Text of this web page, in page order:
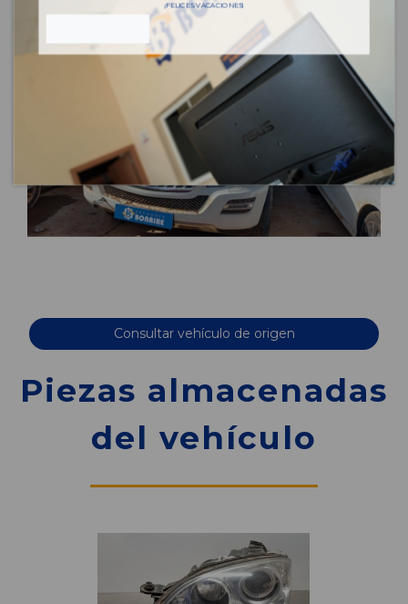
Consultar vehículo de origen
Piezas almacenadas
del vehículo
¡FELICES VACACIONES!